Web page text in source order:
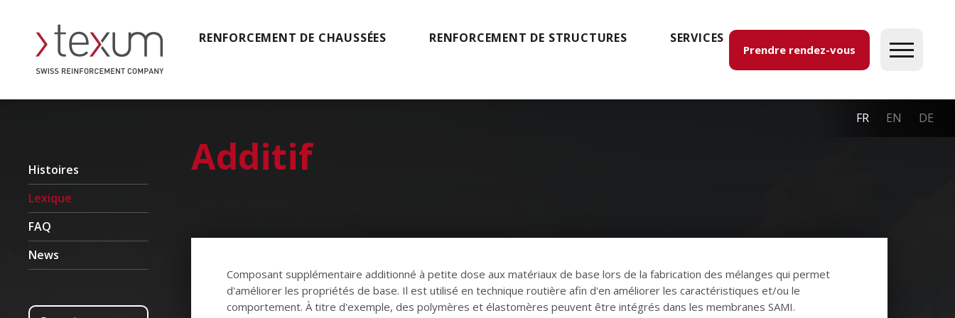
Prendre rendez-vous
FR EN DE
RENFORCEMENT DE CHAUSSÉES RENFORCEMENT DE STRUCTURES SERVICES
Histoires
Lexique
FAQ
News
Additif
Composant supplémentaire additionné à petite dose aux matériaux de base lors de la fabrication des mélanges qui permet
d'améliorer les propriétés de base. Il est utilisé en technique routière afin d'en améliorer les caractéristiques et/ou le
comportement. À titre d'exemple, des polymères et élastomères peuvent être intégrés dans les membranes SAMI.